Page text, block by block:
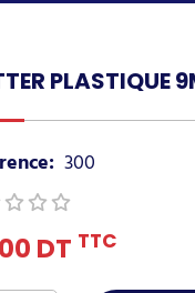
PLASTIQUE
300
DT TTC